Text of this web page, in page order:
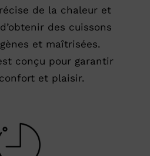
de la chaleur et
des cuissons
et maîtrisées.
conçu pour garantir
et plaisir.